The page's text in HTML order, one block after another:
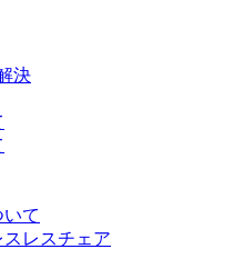
決
て
レスチェア